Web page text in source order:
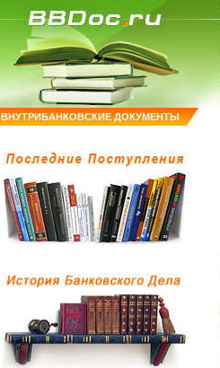
ВНУТРИБАНКОВСКИЕ ДОКУМЕНТЫ